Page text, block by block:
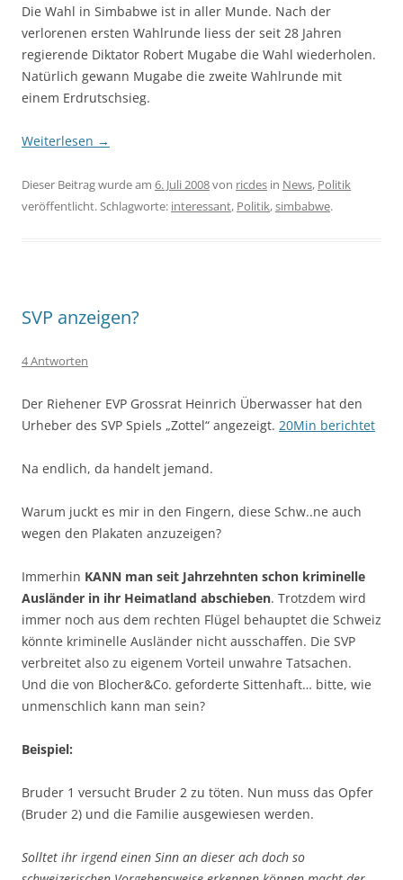
Die Wahl in Simbabwe ist in aller Munde. Nach der
verlorenen ersten Wahlrunde liess der seit 28 Jahren
regierende Diktator Robert Mugabe die Wahl wiederholen.
Natürlich gewann Mugabe die zweite Wahlrunde mit
einem Erdrutschsieg.
Weiterlesen →
Dieser Beitrag wurde am 6. Juli 2008von ricdes in News, Politik
veröffentlicht. Schlagworte: interessant, Politik,simbabwe.
SVP anzeigen?
4 Antworten
Der Riehener EVP Grossrat Heinrich Überwasser hat den
Urheber des SVP Spiels „Zottel“ angezeigt. 20Min berichtet
Na endlich, da handelt jemand.
Warum juckt es mir in den Fingern, diese Schw..ne auch
wegen den Plakaten anzuzeigen?
Immerhin KANN man seit Jahrzehnten schon kriminelle
Ausländer in ihr Heimatland abschieben. Trotzdem wird
immer noch aus dem rechten Flügel behauptet die Schweiz
könnte kriminelle Ausländer nicht ausschaffen. Die SVP
verbreitet also zu eigenem Vorteil unwahre Tatsachen.
Und die von Blocher&Co. geforderte Sittenhaft… bitte, wie
unmenschlich kann man sein?
Beispiel:
Bruder 1 versucht Bruder 2 zu töten. Nun muss das Opfer
(Bruder 2) und die Familie ausgewiesen werden.
Solltet ihr irgend einen Sinn an dieser ach doch so